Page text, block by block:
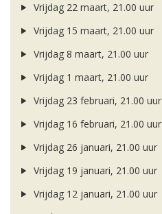
Vrijdag 22 maart, 21.00 uur
Vrijdag 15 maart, 21.00 uur
Vrijdag 8 maart, 21.00 uur
Vrijdag 1 maart, 21.00 uur
Vrijdag 23 februari, 21.00 uur
Vrijdag 16 februari, 21.00 uur
Vrijdag 26 januari, 21.00 uur
Vrijdag 19 januari, 21.00 uur
Vrijdag 12 januari, 21.00 uur